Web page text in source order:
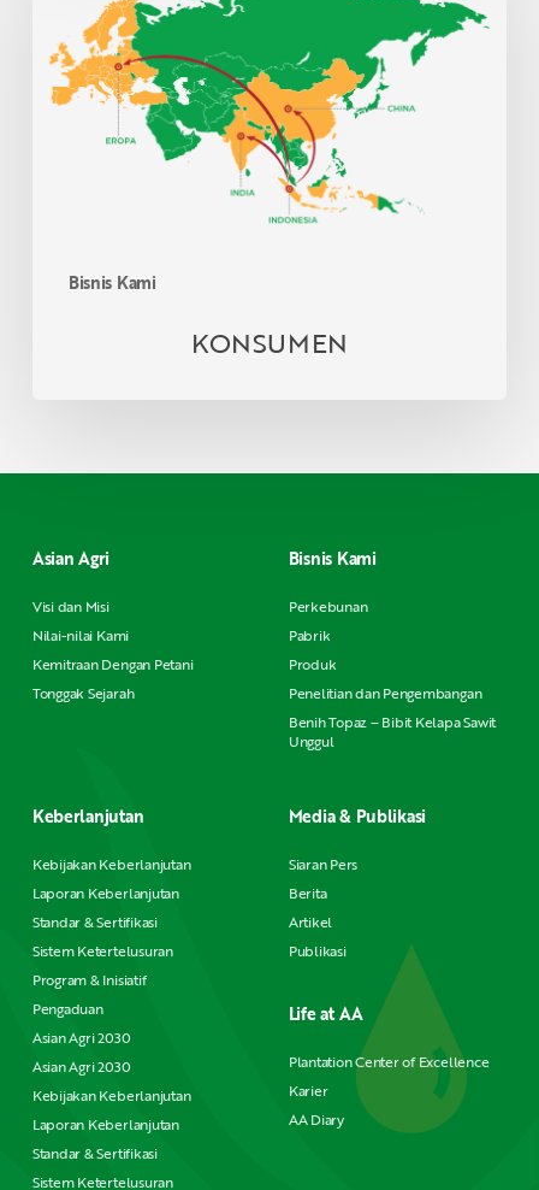
Bisnis Kami
KONSUMEN
Asian Agri
Visi dan Misi
Nilai-nilai Kami
Kemitraan Dengan Petani
Tonggak Sejarah
Bisnis Kami
Perkebunan
Pabrik
Produk
Penelitian dan Pengembangan
Benih Topaz – Bibit Kelapa Sawit
Unggul
Keberlanjutan
Kebijakan Keberlanjutan
Laporan Keberlanjutan
Standar & Sertifikasi
Sistem Ketertelusuran
Program & Inisiatif
Pengaduan
Asian Agri 2030
Asian Agri 2030
Kebijakan Keberlanjutan
Laporan Keberlanjutan
Standar & Sertifikasi
Sistem Ketertelusuran
Media & Publikasi
Siaran Pers
Berita
Artikel
Publikasi
Life at AA
Plantation Center of Excellence
Karier
AA Diary